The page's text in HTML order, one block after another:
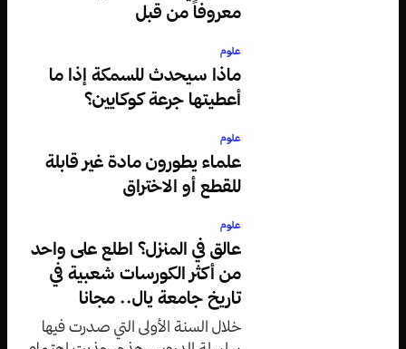
معروفاً من قبل
علوم
ماذا سيحدث للسمكة إذا ما
أعطيتها جرعة كوكايين؟
علوم
علماء يطورون مادة غير قابلة
للقطع أو الاختراق
علوم
عالق في المنزل؟ اطلع على واحد
من أكثر الكورسات شعبية في
تاريخ جامعة يال.. مجانا
خلال السنة الأولى التي صدرت فيها